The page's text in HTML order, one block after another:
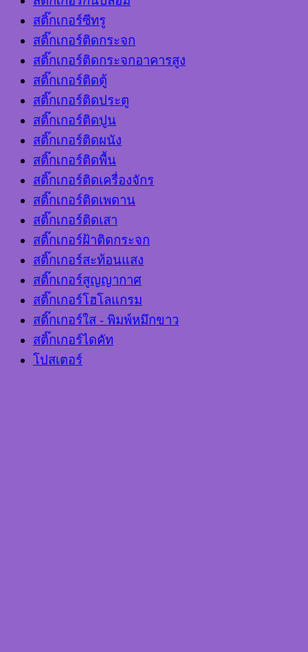
สติ๊กเกอร์ซีทรู
สติ๊กเกอร์ติดกระจก
สติ๊กเกอร์ติดกระจกอาคารสูง
สติ๊กเกอร์ติดตู้
สติ๊กเกอร์ติดประตู
สติ๊กเกอร์ติดปูน
สติ๊กเกอร์ติดผนัง
สติ๊กเกอร์ติดพื้น
สติ๊กเกอร์ติดเครื่องจักร
สติ๊กเกอร์ติดเพดาน
สติ๊กเกอร์ติดเสา
สติ๊กเกอร์ฝ้าติดกระจก
สติ๊กเกอร์สะท้อนแสง
สติ๊กเกอร์สูญญากาศ
สติ๊กเกอร์โฮโลแกรม
สติ๊กเกอร์ใส - พิมพ์หมึกขาว
สติ๊กเกอร์ไดคัท
โปสเตอร์